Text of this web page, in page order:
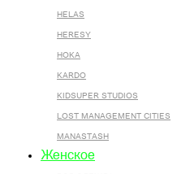
HELAS
HERESY
HOKA
KARDO
KIDSUPER STUDIOS
LOST MANAGEMENT CITIES
MANASTASH
Женское